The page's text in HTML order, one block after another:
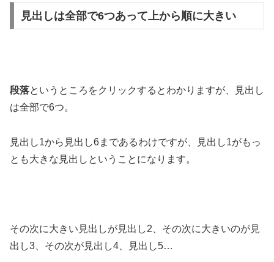
見出しは全部で6つあって上から順に大きい
段落というところをクリックするとわかりますが、見出し
は全部で6つ。
見出し1から見出し6まであるわけですが、見出し1がもっ
とも大きな見出しということになります。
その次に大きい見出しが見出し2、その次に大きいのが見
出し3、その次が見出し4、見出し5…